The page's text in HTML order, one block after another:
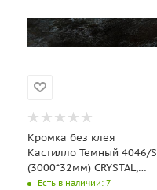
Кромка без клея
Кастилло Темный 4046/S
(3000*32мм) CRYSTAL,
АМК-Троя
Есть в наличии: 7